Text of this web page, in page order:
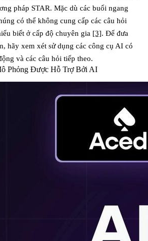
pháp STAR. Mặc dù các buổi ngang
có thể không cung cấp các câu hỏi
biết ở cấp độ chuyên gia [3]. Để đưa
hãy xem xét sử dụng các công cụ AI có
và các câu hỏi tiếp theo.
Phỏng Được Hỗ Trợ Bởi AI